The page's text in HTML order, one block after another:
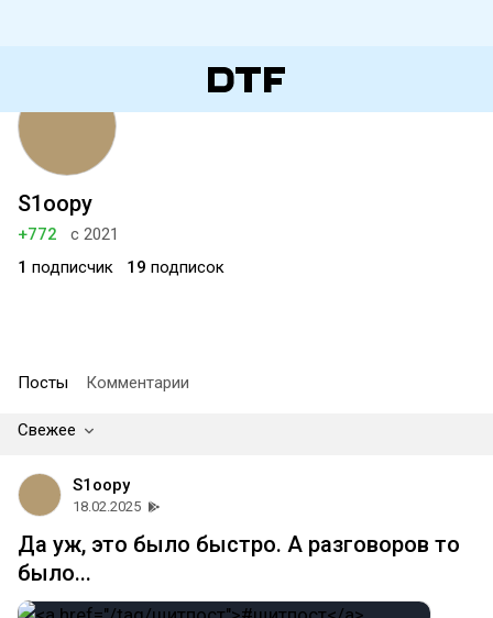
S1oopy
+772
с 2021
1 подписчик 19 подписок
Посты Комментарии
Свежее
S1oopy
18.02.2025
Да уж, это было быстро. А разговоров то
было...